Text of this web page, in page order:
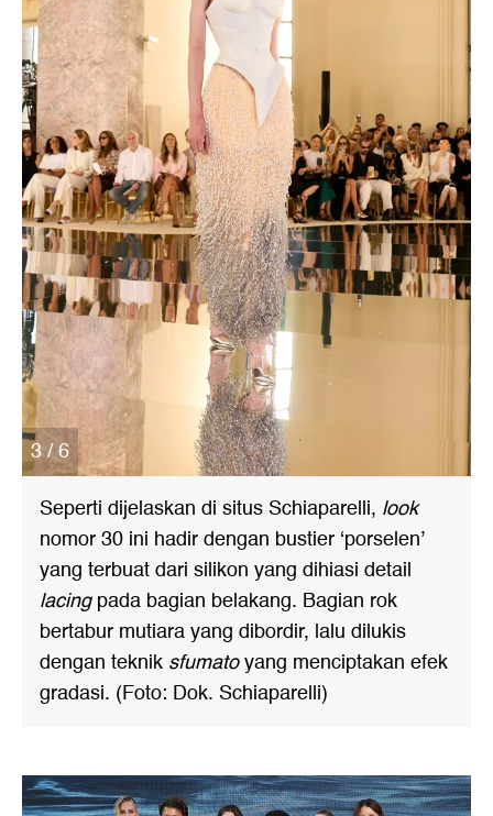
3 / 6
Seperti dijelaskan di situs Schiaparelli, look
nomor 30 ini hadir dengan bustier ‘porselen’
yang terbuat dari silikon yang dihiasi detail
lacingpada bagian belakang. Bagian rok
bertabur mutiara yang dibordir, lalu dilukis
dengan teknik sfumatoyang menciptakan efek
gradasi. (Foto: Dok. Schiaparelli)